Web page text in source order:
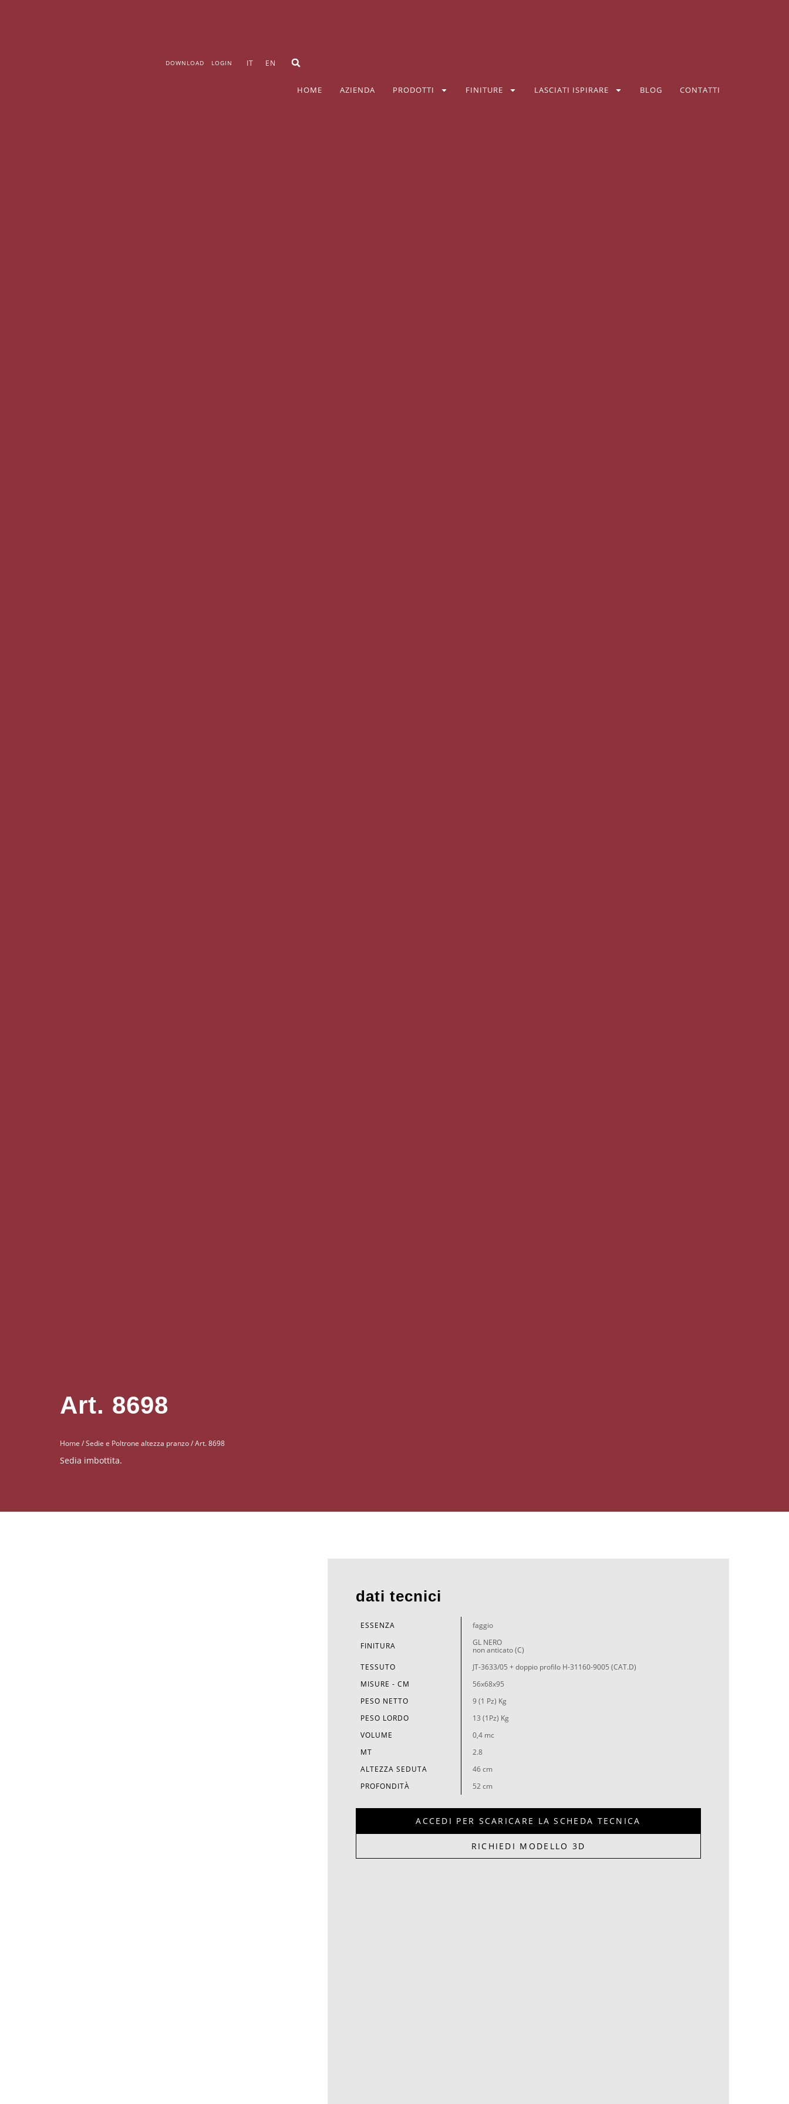
DOWNLOAD LOGIN IT EN
HOME AZIENDA PRODOTTI FINITURE LASCIATI ISPIRARE BLOG CONTATTI
Art. 8698
Home /Sedie e Poltrone altezza pranzo/ Art. 8698
Sedia imbottita.
dati tecnici
ESSENZA faggio
FINITURA GL NERO
non anticato (C)
TESSUTO
JT-3633/05 + doppio profilo H-31160-9005 (CAT.D)
MISURE - CM
56x68x95
PESO NETTO
9 (1 Pz) Kg
PESO LORDO
13 (1Pz) Kg
VOLUME
0,4 mc
MT
2.8
ALTEZZA SEDUTA
46 cm
PROFONDITÀ
52 cm
ACCEDI PER SCARICARE LA SCHEDA TECNICA
RICHIEDI MODELLO 3D